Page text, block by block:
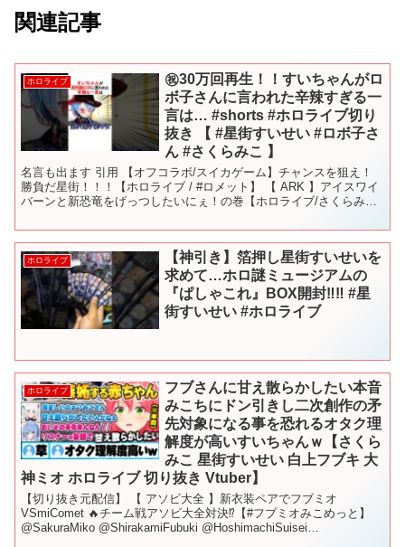
関連記事
ホロライブ
㊗️30万回再生！！すいちゃんがロ
ボ子さんに言われた辛辣すぎる一
言は… #shorts #ホロライブ切り
抜き 【 #星街すいせい #ロボ子さ
ん #さくらみこ 】
名言も出ます 引用 【オフコラボ/スイカゲーム】チャンスを狙え！
勝負だ星街！！！【ホロライブ / #ロメット】 【 ARK 】アイスワイ
バーンと新恐竜をげっつしたいにぇ！の巻【ホロライブ/さくらみ
ホロライブ
【神引き】箔押し星街すいせいを
求めて…ホロ謎ミュージアムの
『ぱしゃこれ』BOX開封‼︎‼︎ #星
街すいせい #ホロライブ
ホロライブ
フブさんに甘え散らかしたい本音
みこちにドン引きし二次創作の矛
先対象になる事を恐れるオタク理
解度が高いすいちゃんｗ【さくら
みこ 星街すいせい 白上フブキ 大
神ミオ ホロライブ 切り抜き Vtuber】
【切り抜き元配信】 【 アソビ大全 】新衣装ペアでフブミオ
VSmiComet 🔥チーム戦アソビ大全対決⁉【#フブミオみこめっと】
@SakuraMiko @ShirakamiFubuki @HoshimachiSuisei